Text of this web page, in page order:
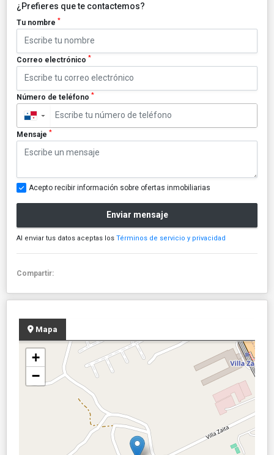
¿Prefieres que te contactemos?
Tu nombre *
Correo electrónico *
Número de teléfono *
▼
Mensaje *
Acepto recibir información sobre ofertas inmobiliarias
Enviar mensaje
Al enviar tus datos aceptas los Términos de servicio y privacidad
Compartir:
Mapa
+
−